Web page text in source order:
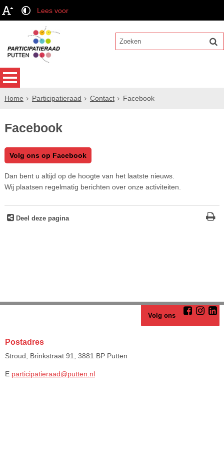
Lees voor
Home Participatieraad Contact Facebook
Facebook
Volg ons op Facebook
Dan bent u altijd op de hoogte van het laatste nieuws.
Wij plaatsen regelmatig berichten over onze activiteiten.
Deel deze pagina
Volg ons
Postadres
Stroud, Brinkstraat 91, 3881 BP Putten
E participatieraad@putten.nl